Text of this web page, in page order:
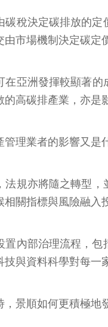
碳稅決定碳排放的
市場機制決定碳定
在亞洲發揮較顯著
高碳排產業，亦是
管理業者的影響又是
法規亦將隨之轉型
關指標與風險融入
置內部治理流程，
與資料科學對每一
，景順如何更積極地